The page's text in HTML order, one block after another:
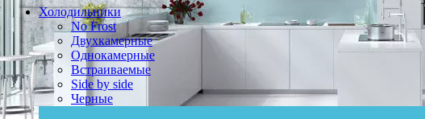
Холодильники
No Frost
Двухкамерные
Однокамерные
Встраиваемые
Side by side
Черные